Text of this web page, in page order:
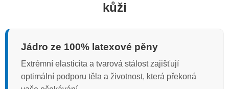
kůži
Jádro ze 100% latexové pěny
Extrémní elasticita a tvarová stálost zajišťují
optimální podporu těla a životnost, která překoná